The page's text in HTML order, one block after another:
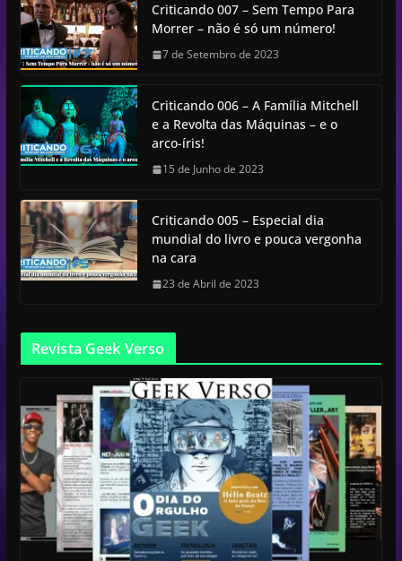
Criticando 007 – Sem Tempo Para
Morrer – não é só um número!
7 de Setembro de 2023
Criticando 006 – A Família Mitchell
e a Revolta das Máquinas – e o
arco-íris!
15 de Junho de 2023
Criticando 005 – Especial dia
mundial do livro e pouca vergonha
na cara
23 de Abril de 2023
Revista Geek Verso